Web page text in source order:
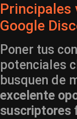
Principales
Google
Poner tus
potenciales
busquen de
excelente
suscriptores